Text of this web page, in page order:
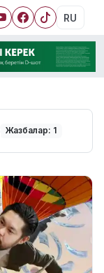
RU
Жазбалар: 1